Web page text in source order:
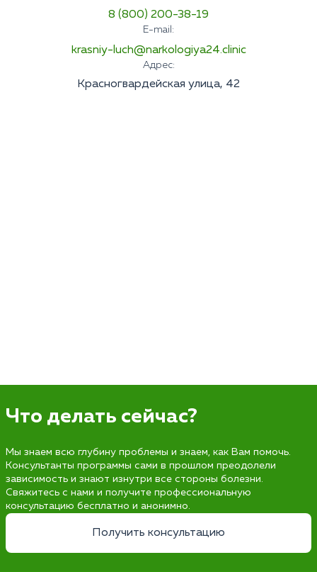
8 (800) 200-38-19
E-mail:
krasniy-luch@narkologiya24.clinic
Адрес:
Красногвардейская улица, 42
Что делать сейчас?
Мы знаем всю глубину проблемы и знаем, как Вам помочь.
Консультанты программы сами в прошлом преодолели
зависимость и знают изнутри все стороны болезни.
Свяжитесь с нами и получите профессиональную
консультацию бесплатно и анонимно.
Получить консультацию